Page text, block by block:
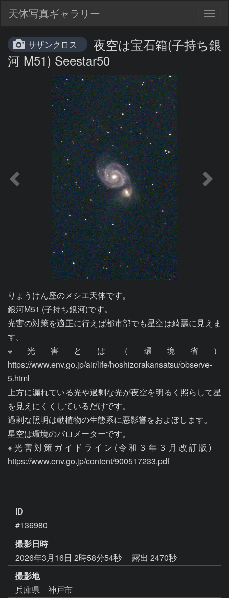
天体写真ギャラリー
サザンクロス
夜空は宝石箱(子持ち銀
河 M51) Seestar50
りょうけん座のメシエ天体です。
銀河M51 (子持ち銀河)です。
光害の対策を適正に行えば都市部でも星空は綺麗に見えま
す。
※光害とは（環境省）
https://www.env.go.jp/air/life/hoshizorakansatsu/observe-
5.html
上方に漏れている光や過剰な光が夜空を明るく照らして星
を見えにくくしているだけです。
過剰な照明は動植物の生態系に悪影響をおよぼします。
星空は環境のバロメーターです。
※光害対策ガイドライン(令和３年３月改訂版)
https://www.env.go.jp/content/900517233.pdf
ID
#136980
撮影日時
2026年3月16日 2時58分54秒
露出 2470秒
撮影地
兵庫県 神戸市